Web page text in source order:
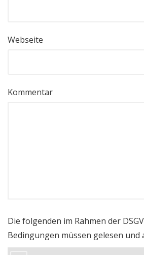
Webseite
Kommentar
Die folgenden im Rahmen der
Bedingungen müssen gelesen und